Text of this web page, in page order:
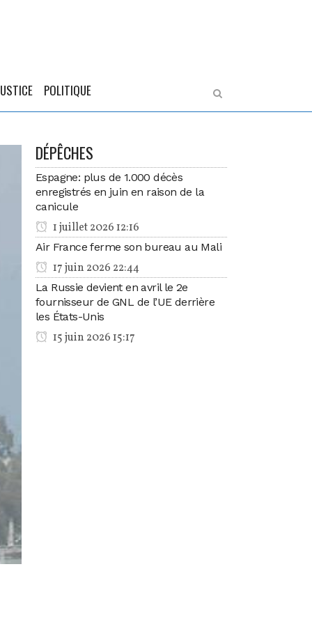
POLITIQUE
DÉPÊCHES
Espagne: plus de 1.000 décès
enregistrés en juin en raison de la
canicule
1 juillet 2026 12:16
Air France ferme son bureau au Mali
17 juin 2026 22:44
La Russie devient en avril le 2e
fournisseur de GNL de l’UE derrière
les États-Unis
15 juin 2026 15:17